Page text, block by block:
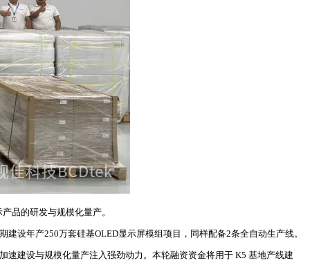
品的研发与规模化量产。
设年产250万套硅基OLED显示屏模组项目，同样配备2条全自动生产线。
建设与规模化量产注入强劲动力。本轮融资资金将用于 K5 基地产线建